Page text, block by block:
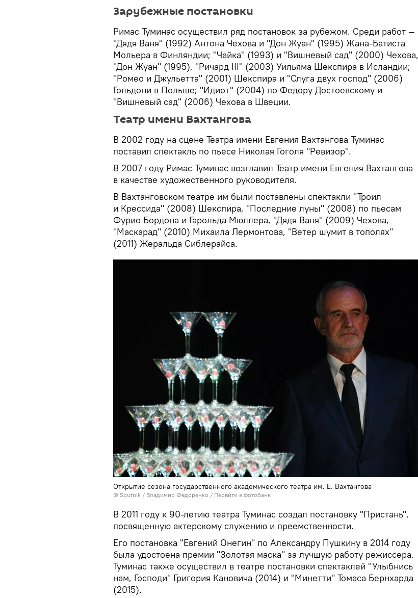
Зарубежные постановки
Римас Туминас осуществил ряд постановок за рубежом. Среди работ —
"Дядя Ваня" (1992) Антона Чехова и "Дон Жуан" (1995) Жана-Батиста
Мольера в Финляндии; "Чайка" (1993) и "Вишневый сад" (2000) Чехова,
"Дон Жуан" (1995), "Ричард III" (2003) Уильяма Шекспира в Исландии;
"Ромео и Джульетта" (2001) Шекспира и "Слуга двух господ" (2006)
Гольдони в Польше; "Идиот" (2004) по Федору Достоевскому и
"Вишневый сад" (2006) Чехова в Швеции.
Театр имени Вахтангова
В 2002 году на сцене Театра имени Евгения Вахтангова Туминас
поставил спектакль по пьесе Николая Гоголя "Ревизор".
В 2007 году Римас Туминас возглавил Театр имени Евгения Вахтангова
в качестве художественного руководителя.
В Вахтанговском театре им были поставлены спектакли "Троил
и Крессида" (2008) Шекспира, "Последние луны" (2008) по пьесам
Фурио Бордона и Гарольда Мюллера, "Дядя Ваня" (2009) Чехова,
"Маскарад" (2010) Михаила Лермонтова, "Ветер шумит в тополях"
(2011) Жеральда Сиблерайса.
Открытие сезона государственного академического театра им. Е. Вахтангова
© Sputnik / Владимир Федоренко / Перейти в фотобанк
В 2011 году к 90-летию театра Туминас создал постановку "Пристань",
посвященную актерскому служению и преемственности.
Его постановка "Евгений Онегин" по Александру Пушкину в 2014 году
была удостоена премии "Золотая маска" за лучшую работу режиссера.
Туминас также осуществил в театре постановки спектаклей "Улыбнись
нам, Господи" Григория Кановича (2014) и "Минетти" Томаса Бернхарда
(2015).